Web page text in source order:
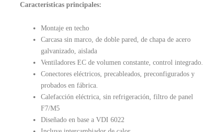
Características principales:
Montaje en techo
Carcasa sin marco, de doble pared, de chapa de acero
galvanizado, aislada
Ventiladores EC de volumen constante, control integrado.
Conectores eléctricos, precableados, preconfigurados y
probados en fábrica.
Calefacción eléctrica, sin refrigeración, filtro de panel
F7/M5
Diseñado en base a VDI 6022